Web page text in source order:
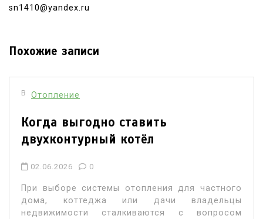
sn1410@yandex.ru
Похожие записи
В Отопление
Когда выгодно ставить
двухконтурный котёл
02.06.2026 0
При выборе системы отопления для частного
дома, коттеджа или дачи владельцы
недвижимости сталкиваются с вопросом